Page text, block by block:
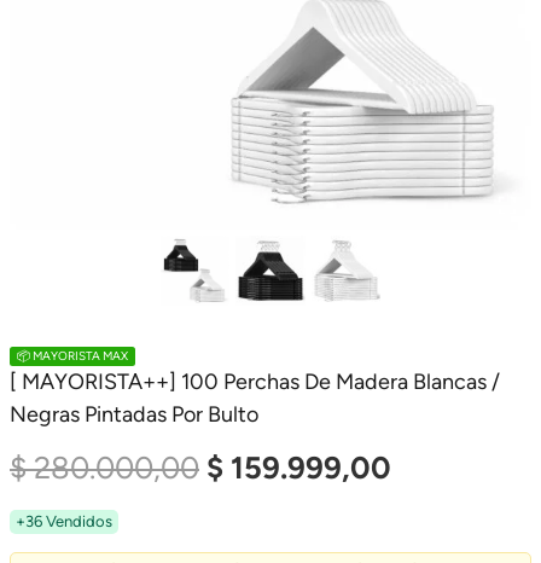
📦 MAYORISTA MAX
[ MAYORISTA++] 100 Perchas De Madera Blancas /
Negras Pintadas Por Bulto
$280.000,00 El
$ 159.999,00
+36 Vendidos